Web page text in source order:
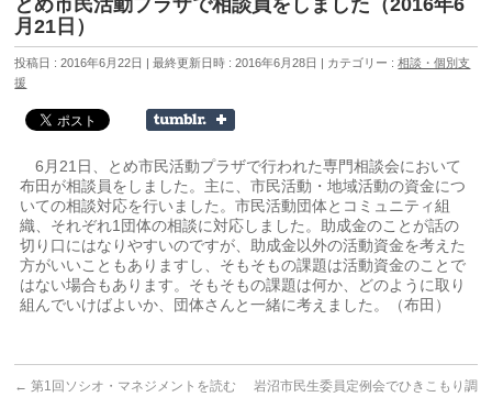
とめ市民活動プラザで相談員をしました（2016年6
月21日）
投稿日 : 2016年6月22日 最終更新日時 : 2016年6月28日 カテゴリー :相談・個別支
援
6月21日、とめ市民活動プラザで行われた専門相談会において
布田が相談員をしました。主に、市民活動・地域活動の資金につ
いての相談対応を行いました。市民活動団体とコミュニティ組
織、それぞれ1団体の相談に対応しました。助成金のことが話の
切り口にはなりやすいのですが、助成金以外の活動資金を考えた
方がいいこともありますし、そもそもの課題は活動資金のことで
はない場合もあります。そもそもの課題は何か、どのように取り
組んでいけばよいか、団体さんと一緒に考えました。（布田）
← 第1回ソシオ・マネジメントを読む
岩沼市民生委員定例会でひきこもり調